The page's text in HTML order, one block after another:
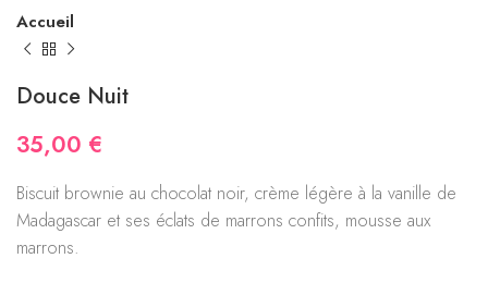
Accueil
Douce Nuit
35,00 €
Biscuit brownie au chocolat noir, crème légère à la vanille de
Madagascar et ses éclats de marrons confits, mousse aux
marrons.